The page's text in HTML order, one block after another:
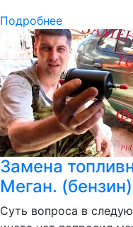
Подробнее
Замена
Меган.
Суть вопроса в